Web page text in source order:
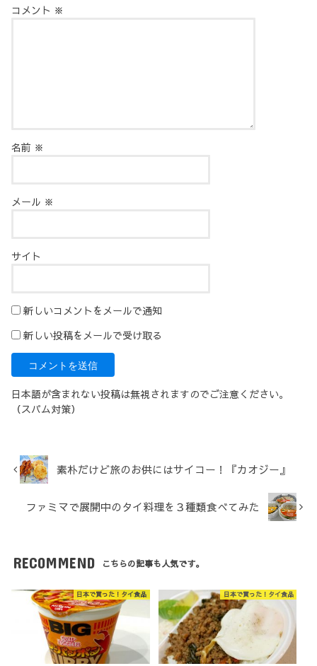
コメント ※
名前 ※
メール ※
サイト
新しいコメントをメールで通知
新しい投稿をメールで受け取る
日本語が含まれない投稿は無視されますのでご注意ください。
（スパム対策）
素朴だけど旅のお供にはサイコー！『カオジー』
ファミマで展開中のタイ料理を３種類食べてみた
RECOMMEND こちらの記事も人気です。
日本で買った！タイ食品 日本で買った！タイ食品